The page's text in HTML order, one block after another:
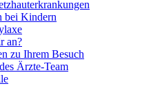
bei Kindern
an?
zu Ihrem Besuch
Ärzte-Team